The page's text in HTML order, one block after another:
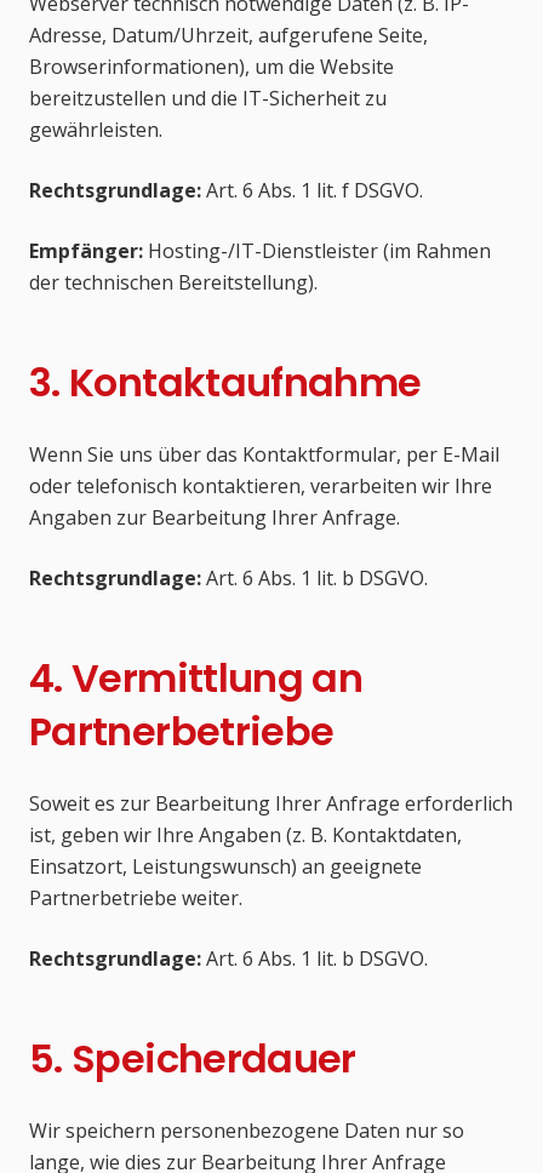
Adresse, Datum/Uhrzeit, aufgerufene Seite,
Browserinformationen), um die Website
bereitzustellen und die IT-Sicherheit zu
gewährleisten.
Rechtsgrundlage:Art. 6 Abs. 1 lit. f DSGVO.
Empfänger: Hosting-/IT-Dienstleister (im Rahmen
der technischen Bereitstellung).
3. Kontaktaufnahme
Wenn Sie uns über das Kontaktformular, per E-Mail
oder telefonisch kontaktieren, verarbeiten wir Ihre
Angaben zur Bearbeitung Ihrer Anfrage.
Rechtsgrundlage:Art. 6 Abs. 1 lit. b DSGVO.
4. Vermittlung an
Partnerbetriebe
Soweit es zur Bearbeitung Ihrer Anfrage erforderlich
ist, geben wir Ihre Angaben (z. B. Kontaktdaten,
Einsatzort, Leistungswunsch) an geeignete
Partnerbetriebe weiter.
Rechtsgrundlage:Art. 6 Abs. 1 lit. b DSGVO.
5. Speicherdauer
Wir speichern personenbezogene Daten nur so
lange, wie dies zur Bearbeitung Ihrer Anfrage